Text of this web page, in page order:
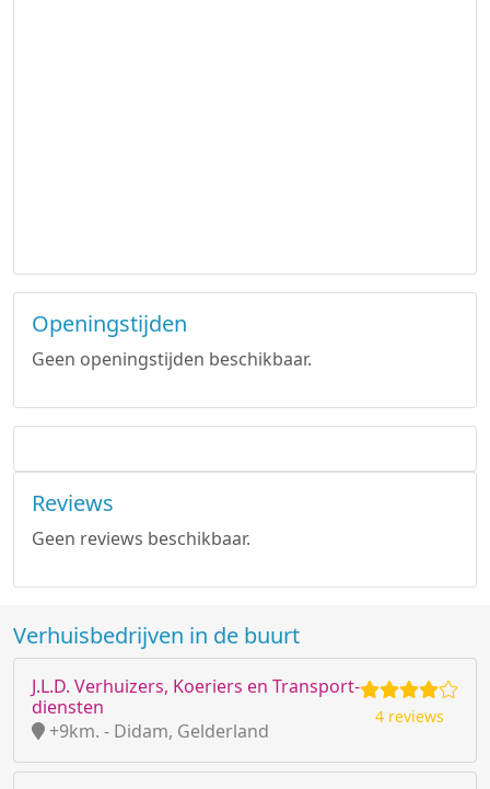
Openingstijden
Geen openingstijden beschikbaar.
Reviews
Geen reviews beschikbaar.
Verhuisbedrijven in de buurt
J.L.D. Verhuizers, Koeriers en Transport-
diensten
+9km. - Didam, Gelderland
4 reviews